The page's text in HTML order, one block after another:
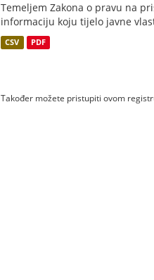
Temeljem Zakona o pravu na
informaciju koju tijelo javne
CSV PDF
Također možete pristupiti ovom